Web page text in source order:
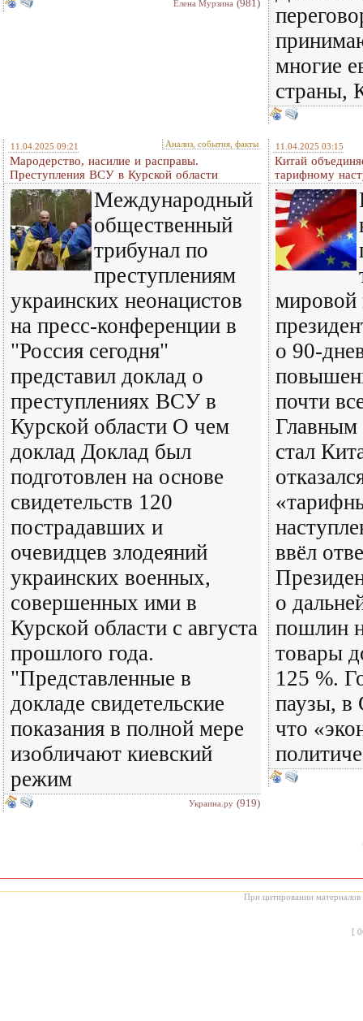
Елена Мурзина (981)
многие
страны,
11.04.2025 09:21 Анализ, события, факты
Мародерство, насилие и расправы.
Преступления ВСУ в Курской области
Международный
общественный
трибунал по
преступлениям
украинских неонацистов
на пресс-конференции в
"Россия сегодня"
представил доклад о
преступлениях ВСУ в
Курской области О чем
доклад Доклад был
подготовлен на основе
свидетельств 120
пострадавших и
очевидцев злодеяний
украинских военных,
совершенных ими в
Курской области с августа
прошлого года.
"Представленные в
докладе свидетельские
показания в полной мере
изобличают киевский
режим
Украина.ру (919)
11.04.2025 03:15
Китай
тарифному
о 90-
почти
Главным
стал
ввёл
о
пошлин
товары
125 %.
паузы,
что
При цитировании материалов
[